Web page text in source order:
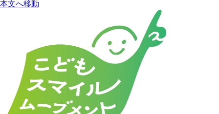
本文へ移動